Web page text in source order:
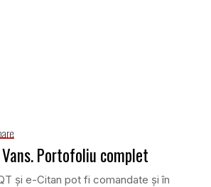
Portofoliu complet
și e-Citan pot fi comandate și în